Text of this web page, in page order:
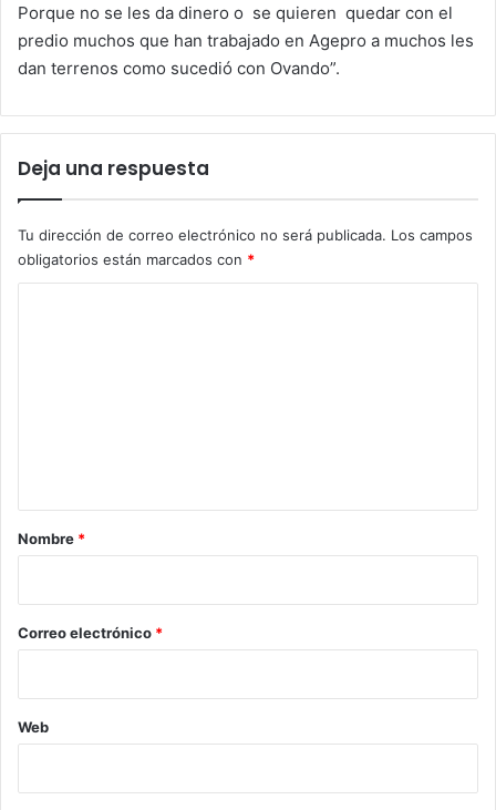
Porque no se les da dinero o se quieren quedar con el
predio muchos que han trabajado en Agepro a muchos les
dan terrenos como sucedió con Ovando”.
Deja una respuesta
Tu dirección de correo electrónico no será publicada. Los campos
obligatorios están marcados con *
r
*
Nombre *
Correo electrónico *
Web